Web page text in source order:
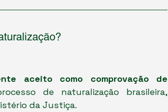
aceito como comprovação de
de naturalização brasileira,
da Justiça.